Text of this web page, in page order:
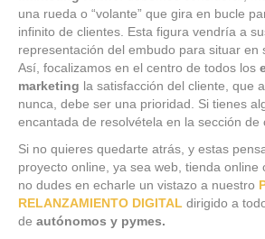
una rueda o “volante” que gira en bucle
infinito de clientes. Esta figura vendría a
representación del embudo para situar en
Así, focalizamos en el centro de todos los
marketing la satisfacción del cliente, que
nunca, debe ser una prioridad. Si tienes
encantada de resolvétela en la sección de
Si no quieres quedarte atrás, y estas
proyecto online, ya sea web, tienda online
no dudes en echarle un vistazo a nuestro
RELANZAMIENTO DIGITAL dirigido a
de autónomos y pymes.